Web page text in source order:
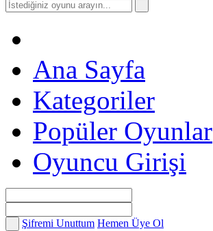
Ana Sayfa
Kategoriler
Popüler Oyunlar
Oyuncu Girişi
Şifremi Unuttum Hemen Üye Ol